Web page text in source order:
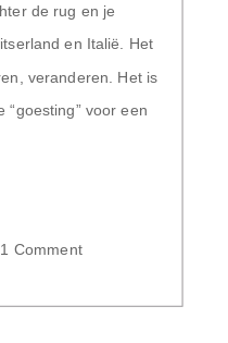
de rug en je
en Italië. Het
veranderen. Het is
“goesting” voor een
1 Comment